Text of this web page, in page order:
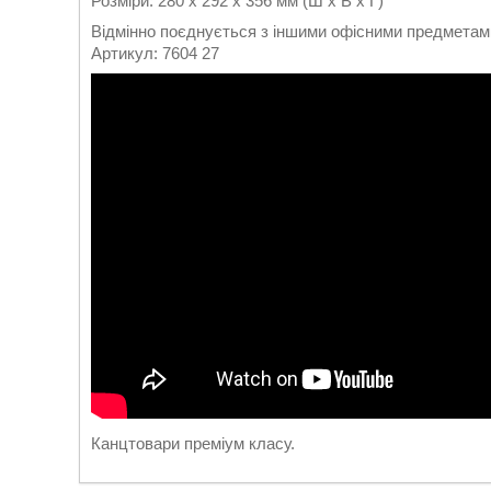
Відмінно поєднується з іншими офісними
Артикул: 7604 27
Канцтовари преміум класу.